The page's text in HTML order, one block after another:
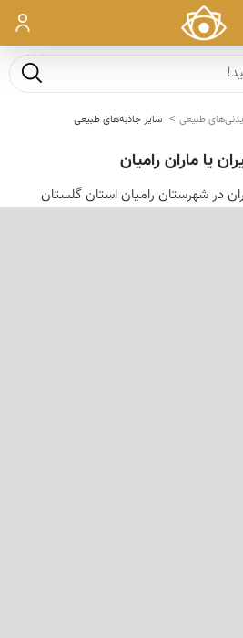
ورود
جست و
طبیعی سایر جاذبه‌های طبیعی
یا ماران رامیان
در شهرستان رامیان استان گلستان